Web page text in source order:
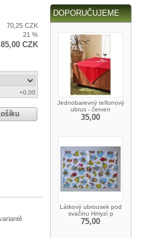
70,25 CZK
21 %
85,00 CZK
+0,00
DOPORUČUJEME
Jednobarevný teflonový
ubrus - červen
35,00
Látkový ubrousek pod
svačinu Hmyzí p
75,00